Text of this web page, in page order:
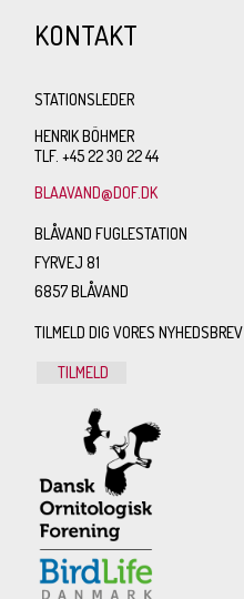
KONTAKT
STATIONSLEDER
HENRIK BÖHMER
TLF. +45 22 30 22 44
BLAAVAND@DOF.DK
BLÅVAND FUGLESTATION
FYRVEJ 81
6857 BLÅVAND
TILMELD DIG VORES NYHEDSBREV
TILMELD